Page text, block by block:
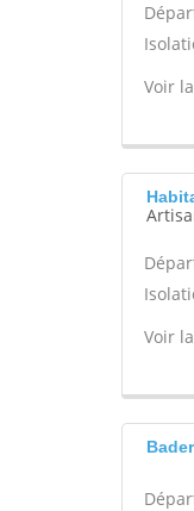
Voir
Voir